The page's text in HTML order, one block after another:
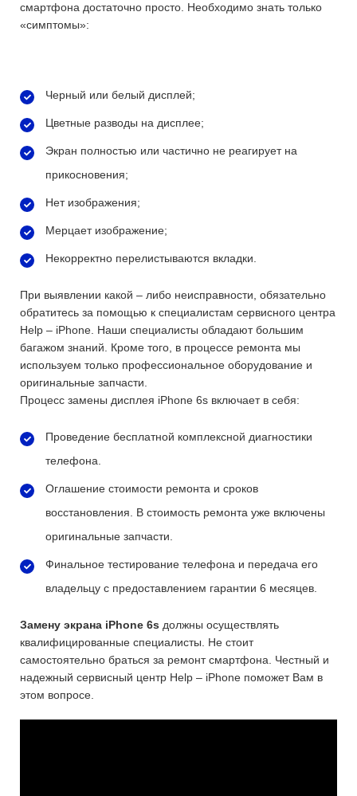
смартфона достаточно просто. Необходимо знать только
«симптомы»:
Черный или белый дисплей;
Цветные разводы на дисплее;
Экран полностью или частично не реагирует на
прикосновения;
Нет изображения;
Мерцает изображение;
Некорректно перелистываются вкладки.
При выявлении какой – либо неисправности, обязательно
обратитесь за помощью к специалистам сервисного центра
Help – iPhone. Наши специалисты обладают большим
багажом знаний. Кроме того, в процессе ремонта мы
используем только профессиональное оборудование и
оригинальные запчасти.
Процесс замены дисплея iPhone 6s включает в себя:
Проведение бесплатной комплексной диагностики
телефона.
Оглашение стоимости ремонта и сроков
восстановления. В стоимость ремонта уже включены
оригинальные запчасти.
Финальное тестирование телефона и передача его
владельцу с предоставлением гарантии 6 месяцев.
Замену экрана iPhone 6s должны осуществлять
квалифицированные специалисты. Не стоит
самостоятельно браться за ремонт смартфона. Честный и
надежный сервисный центр Help – iPhone поможет Вам в
этом вопросе.